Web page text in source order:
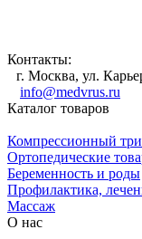
Контакты:
г. Москва, ул.
info@medvrus.ru
Каталог товаров
Компрессионный
Ортопедические
Беременность и роды
Профилактика,
Массаж
О нас